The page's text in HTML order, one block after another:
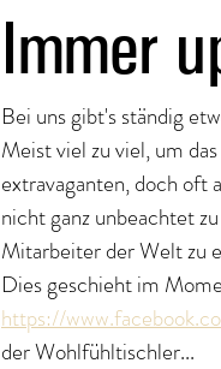
Immer
Bei uns gibt's ständig
Meist viel zu viel, um
extravaganten, doch oft
nicht ganz unbeachtet
Mitarbeiter der Welt zu
Dies geschieht im
https://
der Wohlfühltischler...